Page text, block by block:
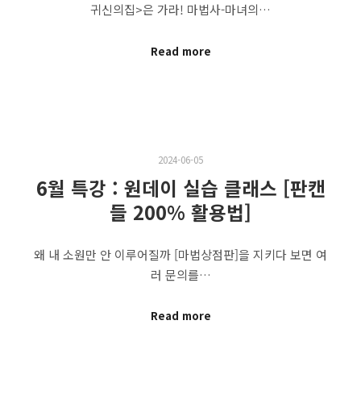
귀신의집>은 가라! 마법사-마녀의…
Read more
2024-06-05
6월 특강 : 원데이 실습 클래스 [판캔
들 200% 활용법]
왜 내 소원만 안 이루어질까 [마법상점판]을 지키다 보면 여
러 문의를…
Read more